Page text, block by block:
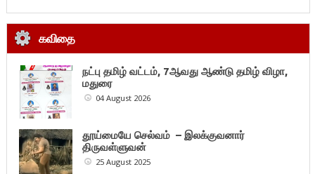
கவிதை
நட்பு தமிழ் வட்டம், 7ஆவது ஆண்டு தமிழ் விழா,
மதுரை
04 August 2026
தூய்மையே செல்வம் – இலக்குவனார்
திருவள்ளுவன்
25 August 2025